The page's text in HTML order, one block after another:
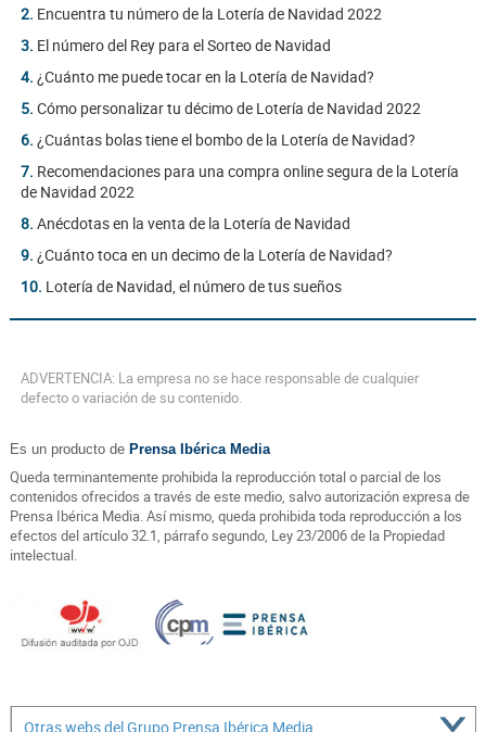
2. Encuentra tu número de la Lotería de Navidad 2022
3. El número del Rey para el Sorteo de Navidad
4. ¿Cuánto me puede tocar en la Lotería de Navidad?
5. Cómo personalizar tu décimo de Lotería de Navidad 2022
6. ¿Cuántas bolas tiene el bombo de la Lotería de Navidad?
7. Recomendaciones para una compra online segura de la Lotería
de Navidad 2022
8. Anécdotas en la venta de la Lotería de Navidad
9. ¿Cuánto toca en un decimo de la Lotería de Navidad?
10. Lotería de Navidad, el número de tus sueños
ADVERTENCIA: La empresa no se hace responsable de cualquier
defecto o variación de su contenido.
Es un producto de Prensa Ibérica Media
Queda terminantemente prohibida la reproducción total o parcial de los
contenidos ofrecidos a través de este medio, salvo autorización expresa de
Prensa Ibérica Media. Así mismo, queda prohibida toda reproducción a los
efectos del artículo 32.1, párrafo segundo, Ley 23/2006 de la Propiedad
intelectual.
Otras webs del Grupo Prensa Ibérica Media